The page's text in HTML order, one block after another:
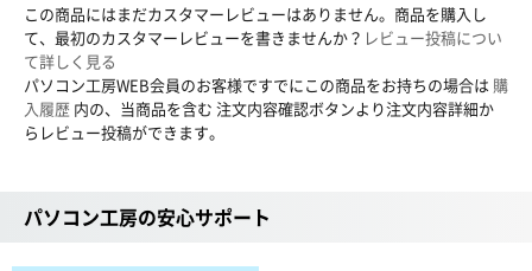
この商品にはまだカスタマーレビューはありません。商品を購入し
て、最初のカスタマーレビューを書きませんか？ レビュー投稿につい
て詳しく見る
パソコン工房WEB会員のお客様ですでにこの商品をお持ちの場合は 購
入履歴 内の、当商品を含む 注文内容確認ボタンより注文内容詳細か
らレビュー投稿ができます。
パソコン工房の安心サポート